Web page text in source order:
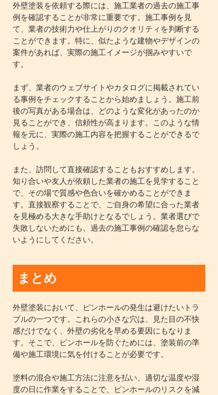
外壁塗装を依頼する際には、施工業者の過去の施工事
例を確認することが非常に重要です。施工事例を見
て、業者の技術力や仕上がりのクオリティを判断する
ことができます。特に、似たような建物やデザインの
案件があれば、実際の施工イメージが掴みやすいで
す。
まず、業者のウェブサイトやカタログに掲載されてい
る事例をチェックすることから始めましょう。施工前
後の写真がある場合は、どのような変化があったのか
見ることができ、信頼性が高まります。このような情
報を元に、実際の施工内容を把握することができるで
しょう。
また、訪問して直接確認することもおすすめします。
知り合いや友人が依頼した業者の施工を見学すること
で、その場で質感や色合いを確かめることができま
す。直接観察することで、ご自身の希望に合った業者
を見極める大きな手助けとなるでしょう。業者選びで
失敗しないためにも、過去の施工事例の確認を怠らな
いようにしてください。
まとめ
外壁塗装において、ピンホールの発生は避けたいトラ
ブルの一つです。これらの小さな穴は、見た目の不快
感だけでなく、外壁の劣化を早める要因にもなりま
す。そこで、ピンホールを防ぐためには、塗装前の準
備や施工環境に気を付けることが必要です。
塗料の混合や施工方法に注意を払い、適切な温度や湿
度の日に作業をすることで、ピンホールのリスクを減